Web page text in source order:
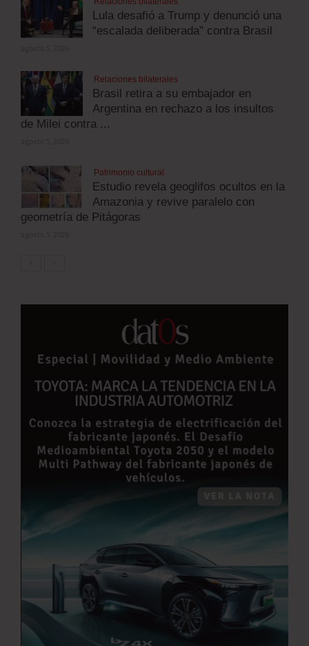
Lula desafió a Trump y denunció una
“escalada deliberada” contra Brasil
Relaciones bilaterales
Brasil retira a su embajador en
Argentina en rechazo a los insultos
de Milei contra ...
Patrimonio cultural
Estudio revela geoglifos ocultos en la
Amazonia y revive paralelo con
geometría de Pitágoras